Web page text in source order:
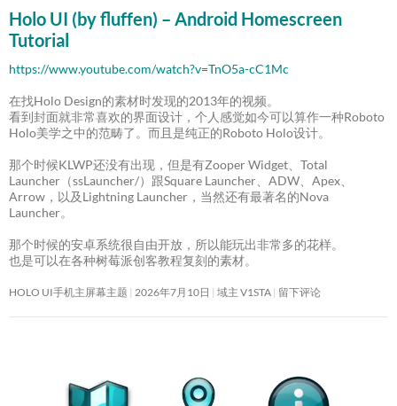
Holo UI (by fluffen) – Android Homescreen
Tutorial
https://www.youtube.com/watch?v=TnO5a-cC1Mc
在找Holo Design的素材时发现的2013年的视频。
看到封面就非常喜欢的界面设计，个人感觉如今可以算作一种Roboto
Holo美学之中的范畴了。而且是纯正的Roboto Holo设计。
那个时候KLWP还没有出现，但是有Zooper Widget、Total
Launcher（ssLauncher/）跟Square Launcher、ADW、Apex、
Arrow，以及Lightning Launcher，当然还有最著名的Nova
Launcher。
那个时候的安卓系统很自由开放，所以能玩出非常多的花样。
也是可以在各种树莓派创客教程复刻的素材。
HOLO UI手机主屏幕主题 2026年7月10日 域主 V1STA 留下评论